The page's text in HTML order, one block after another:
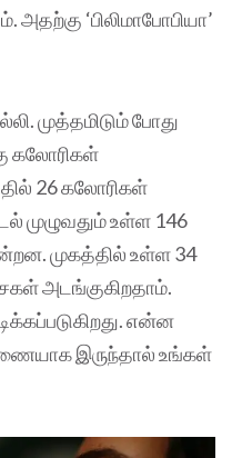
‘பிலிமாபோபியா’
முத்தமிடும் போது
கலோரிகள்
26 கலோரிகள்
முழுவதும் உள்ள 146
முகத்தில் உள்ள 34
அடங்குகிறதாம்.
என்ன
இருந்தால் உங்கள்